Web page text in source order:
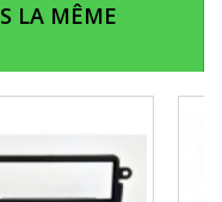
LA MÊME